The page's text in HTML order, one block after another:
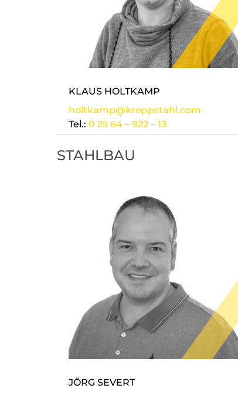
KLAUS HOLTKAMP
holtkamp@kroppstahl.com
Tel.: 0 25 64 – 922 – 13
STAHLBAU
JÖRG SEVERT